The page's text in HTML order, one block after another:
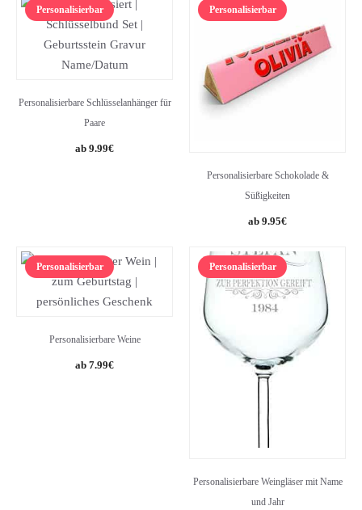
Personalisierbar
Personalisierbare Schlüsselanhänger für
Paare
9.99€
Personalisierbar
Personalisierbare Schokolade &
Süßigkeiten
9.95€
Personalisierbar
Personalisierbare Weine
7.99€
Personalisierbar
Personalisierbare Weingläser mit Name
und Jahr